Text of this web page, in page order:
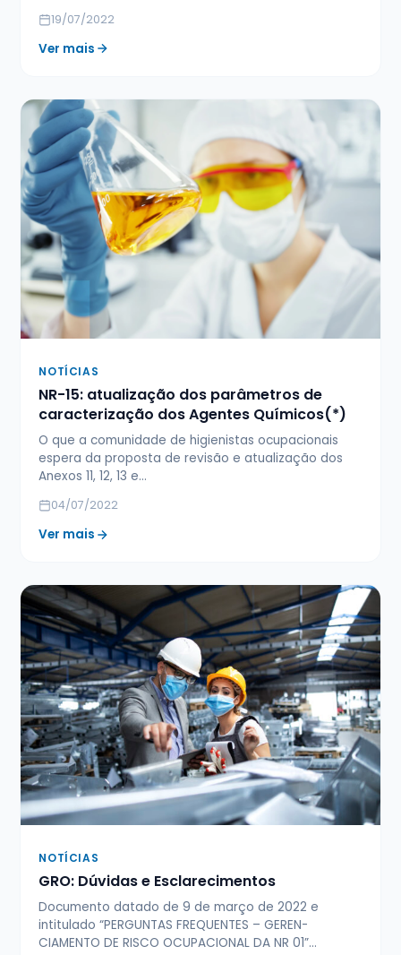
19/07/2022
Ver mais
NOTÍCIAS
NR-15: atualização dos parâmetros de
caracterização dos Agentes Químicos(*)
O que a comunidade de higienistas ocupacionais
espera da proposta de revisão e atualização dos
Anexos 11, 12, 13 e…
04/07/2022
Ver mais
NOTÍCIAS
GRO: Dúvidas e Esclarecimentos
Documento datado de 9 de março de 2022 e
intitulado “PERGUNTAS FREQUENTES – GEREN­
CIAMENTO DE RISCO OCUPACIONAL DA NR 01”…